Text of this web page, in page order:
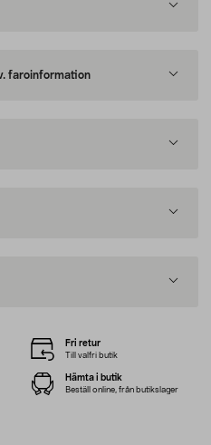
faroinformation
Fri retur
Till valfri butik
Hämta i butik
Beställ online, från butikslager